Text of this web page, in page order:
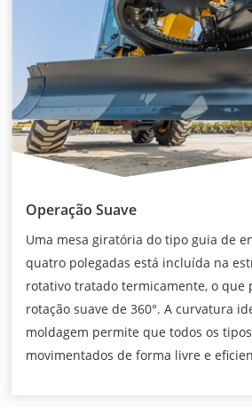
Operação Suave
Uma mesa giratória do tipo guia de
quatro polegadas está incluída na
rotativo tratado termicamente, o que
rotação suave de 360°. A curvatura
moldagem permite que todos os
movimentados de forma livre e